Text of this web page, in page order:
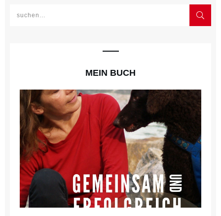
MEIN BUCH